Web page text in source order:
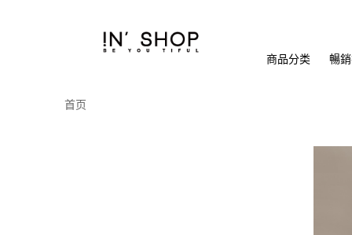
商品分类 暢
首页